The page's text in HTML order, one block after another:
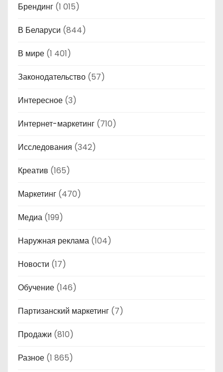
Брендинг (1 015)
В Беларуси (844)
В мире (1 401)
Законодательство (57)
Интересное (3)
Интернет-маркетинг (710)
Исследования (342)
Креатив (165)
Маркетинг (470)
Медиа (199)
Наружная реклама (104)
Новости (17)
Обучение (146)
Партизанский маркетинг (7)
Продажи (810)
Разное (1 865)